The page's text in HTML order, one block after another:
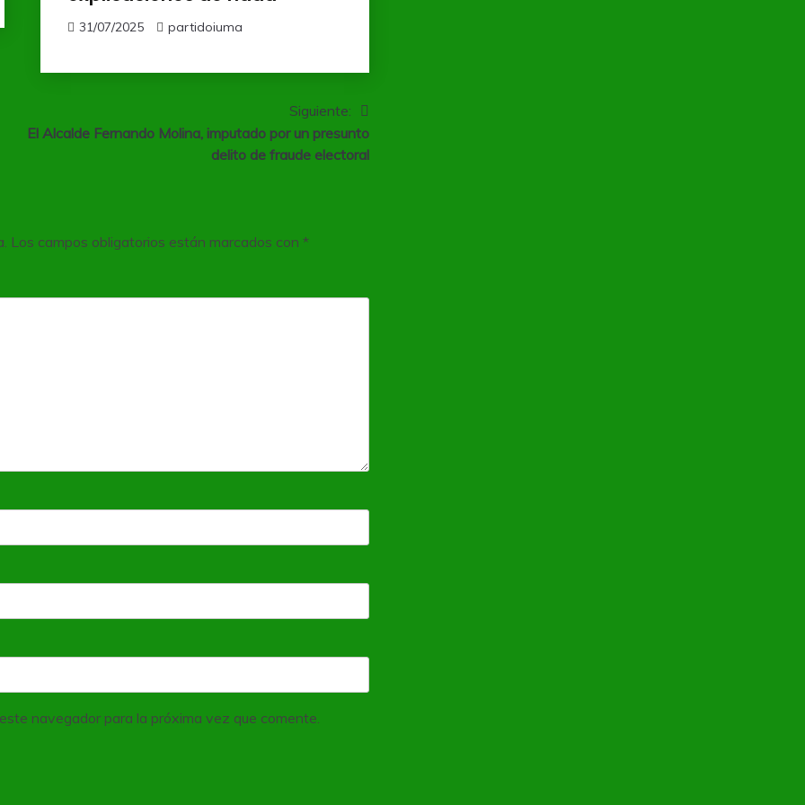
31/07/2025 partidoiuma
Siguiente:
El Alcalde Fernando Molina, imputado por un presunto
delito de fraude electoral
Los campos obligatorios están marcados con *
navegador para la próxima vez que comente.